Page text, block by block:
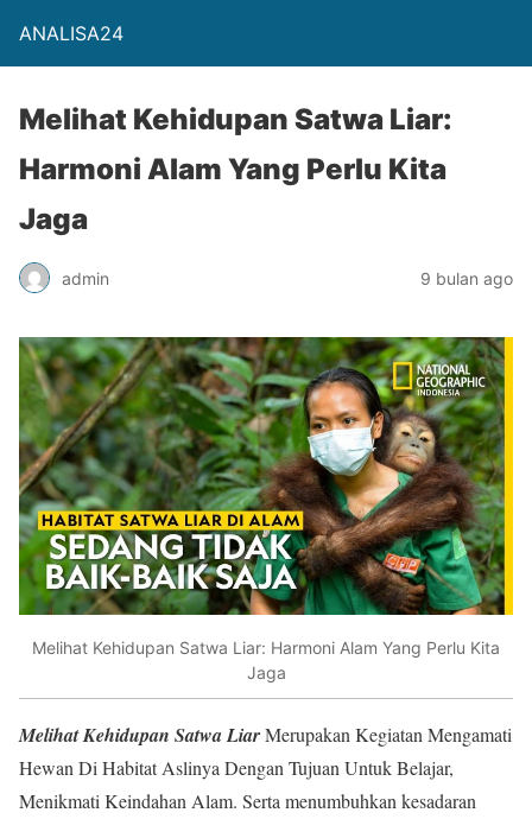
ANALISA24
Melihat Kehidupan Satwa Liar:
Harmoni Alam Yang Perlu Kita
Jaga
admin 9 bulan ago
Melihat Kehidupan Satwa Liar: Harmoni Alam Yang Perlu Kita
Jaga
Melihat Kehidupan Satwa LiarMerupakan Kegiatan Mengamati
Hewan Di Habitat Aslinya Dengan Tujuan Untuk Belajar,
Menikmati Keindahan Alam. Serta menumbuhkan kesadaran